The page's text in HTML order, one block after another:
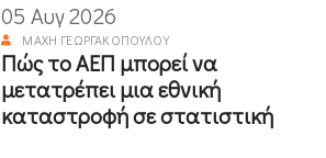
05 Αυγ 2026
ΜΆΧΗ ΓΕΩΡΓΑΚΟΠΟΎΛΟΥ
Πώς το ΑΕΠ μπορεί να
μετατρέπει μια εθνική
καταστροφή σε στατιστική